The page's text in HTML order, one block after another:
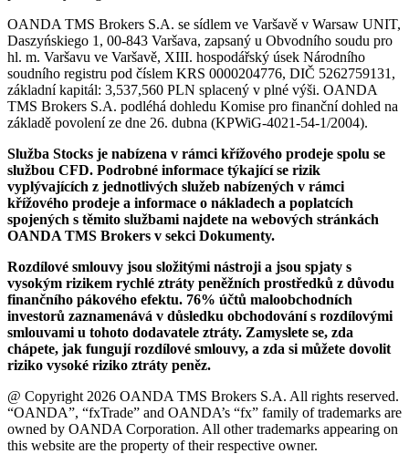
OANDA TMS Brokers S.A. se sídlem ve Varšavě v Warsaw UNIT,
Daszyńskiego 1, 00-843 Varšava, zapsaný u Obvodního soudu pro
hl. m. Varšavu ve Varšavě, XIII. hospodářský úsek Národního
soudního registru pod číslem KRS 0000204776, DIČ 5262759131,
základní kapitál: 3,537,560 PLN splacený v plné výši. OANDA
TMS Brokers S.A. podléhá dohledu Komise pro finanční dohled na
základě povolení ze dne 26. dubna (KPWiG-4021-54-1/2004).
Služba Stocks je nabízena v rámci křížového prodeje spolu se
službou CFD. Podrobné informace týkající se rizik
vyplývajících z jednotlivých služeb nabízených v rámci
křížového prodeje a informace o nákladech a poplatcích
spojených s těmito službami najdete na webových stránkách
OANDA TMS Brokers v sekci Dokumenty.
Rozdílové smlouvy jsou složitými nástroji a jsou spjaty s
vysokým rizikem rychlé ztráty peněžních prostředků z důvodu
finančního pákového efektu. 76% účtů maloobchodních
investorů zaznamenává v důsledku obchodování s rozdílovými
smlouvami u tohoto dodavatele ztráty. Zamyslete se, zda
chápete, jak fungují rozdílové smlouvy, a zda si můžete dovolit
riziko vysoké riziko ztráty peněz.
@ Copyright 2026 OANDA TMS Brokers S.A. All rights reserved.
“OANDA”, “fxTrade” and OANDA’s “fx” family of trademarks are
owned by OANDA Corporation. All other trademarks appearing on
this website are the property of their respective owner.